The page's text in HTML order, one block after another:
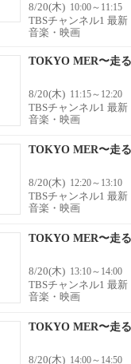
8/20(木) 10:00～11:15
TBSチャンネル1 最新
音楽・映画
TOKYO MER〜走
8/20(木) 11:15～12:20
TBSチャンネル1 最新
音楽・映画
TOKYO MER〜走
8/20(木) 12:20～13:10
TBSチャンネル1 最新
音楽・映画
TOKYO MER〜走
8/20(木) 13:10～14:00
TBSチャンネル1 最新
音楽・映画
TOKYO MER〜走
8/20(木) 14:00～14:50